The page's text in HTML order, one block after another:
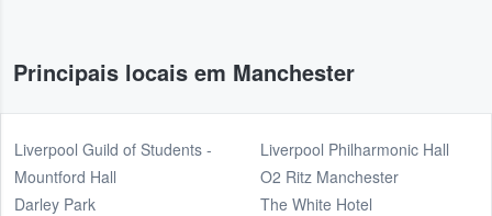
Principais locais em Manchester
Liverpool Guild of Students -
Mountford Hall
Darley Park
Liverpool Philharmonic Hall
O2 Ritz Manchester
The White Hotel